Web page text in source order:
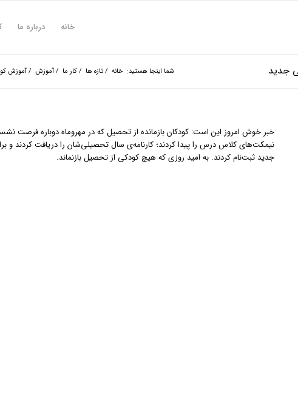
خانه درباره ما
جدید شما اینجا هستید: خانه /تازه ها /کار ما /آموزش /آموزش
خبر خوش امروز این است: کودکان بازمانده از تحصیل که در مهروماه دوباره فرصت
نیمکت‌های کلاس درس را پیدا کردند؛ کارنامه‌ی سال تحصیلی‌شان را دریافت کردند و
جدید ثبت‌نام کردند. به امید روزی که هیچ کودکی از تحصیل بازنماند.